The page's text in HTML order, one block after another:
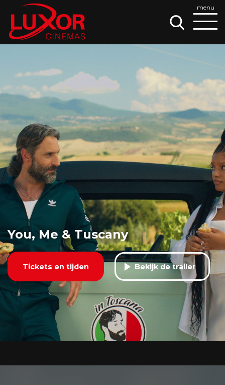
You, Me & Tuscany
Tickets en tijden Bekijk de trailer